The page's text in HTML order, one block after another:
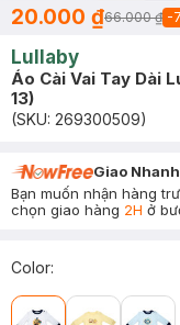
20.000 ₫66.000 ₫ -
Lullaby
Áo Cài Vai Tay Dài
13)
(SKU: 269300509)
Giao
Bạn muốn nhận hàng
chọn giao hàng 2H ở
Color: